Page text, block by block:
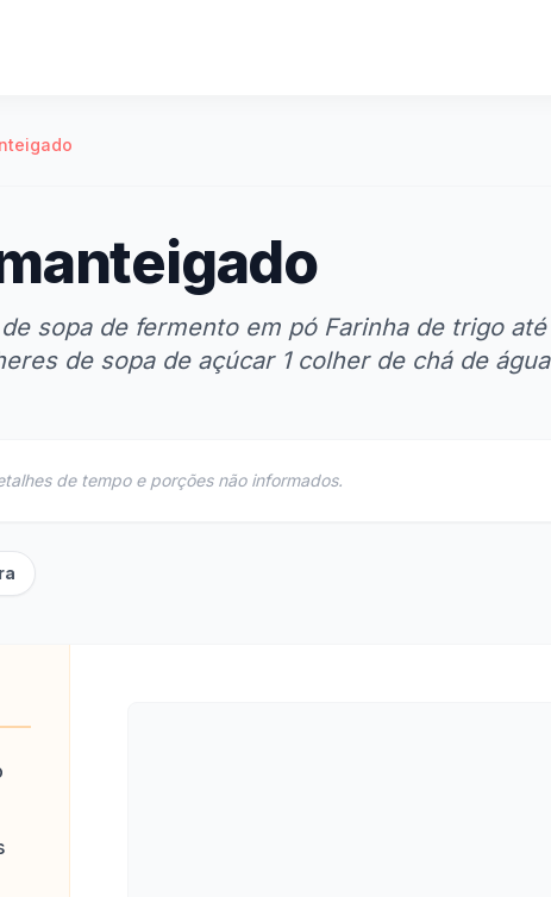
sopa de fermento em pó Farinha de trigo até
de sopa de açúcar 1 colher de chá de água
de tempo e porções não informados.